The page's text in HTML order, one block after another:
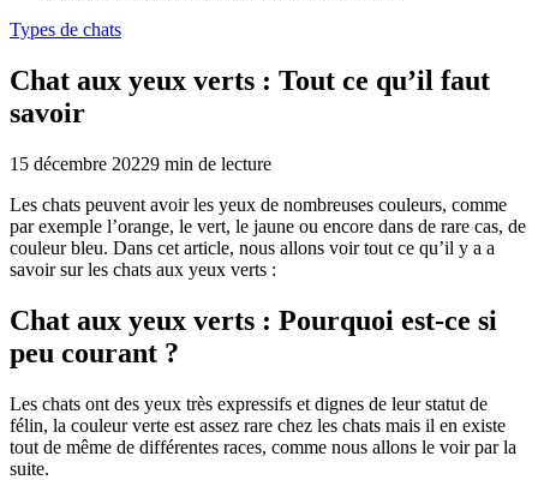
Types de chats
Chat aux yeux verts : Tout ce qu’il faut
savoir
15 décembre 20229 min de lecture
Les chats peuvent avoir les yeux de nombreuses couleurs, comme
par exemple l’orange, le vert, le jaune ou encore dans de rare cas, de
couleur bleu. Dans cet article, nous allons voir tout ce qu’il y a a
savoir sur les chats aux yeux verts :
Chat aux yeux verts : Pourquoi est-ce si
peu courant ?
Les chats ont des yeux très expressifs et dignes de leur statut de
félin, la couleur verte est assez rare chez les chats mais il en existe
tout de même de différentes races, comme nous allons le voir par la
suite.